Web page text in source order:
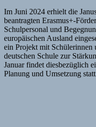
Im Juni 2024 erhielt die
beantragten Erasmus+-
Schulpersonal und
europäischen Ausland
ein Projekt mit Schülerinnen
deutschen Schule zur
Januar findet diesbezüglich
Planung und Umsetzung